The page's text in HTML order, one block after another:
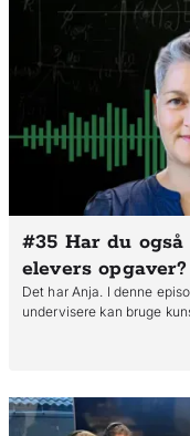
#35 Har du
elevers opgaver?
Det har Anja. I denne
undervisere kan bruge